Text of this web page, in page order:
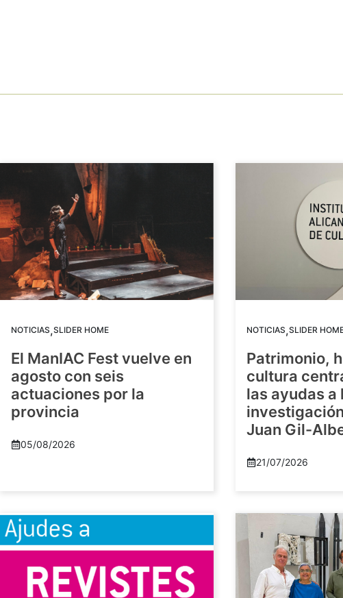
NOTICIAS,SLIDER HOME
El ManIAC Fest vuelve en
agosto con seis
actuaciones por la
provincia
05/08/2026
NOTICIAS,SLIDER
Patrimonio,
cultura
las ayudas a
Juan Gil-
21/07/2026